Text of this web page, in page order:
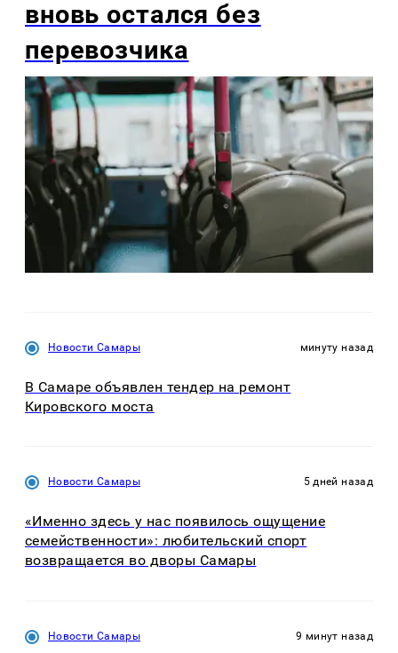
вновь остался без
перевозчика
Новости Самары минуту назад
В Самаре объявлен тендер на ремонт
Кировского моста
Новости Самары 5 дней назад
«Именно здесь у нас появилось ощущение
семейственности»: любительский спорт
возвращается во дворы Самары
Новости Самары 9 минут назад